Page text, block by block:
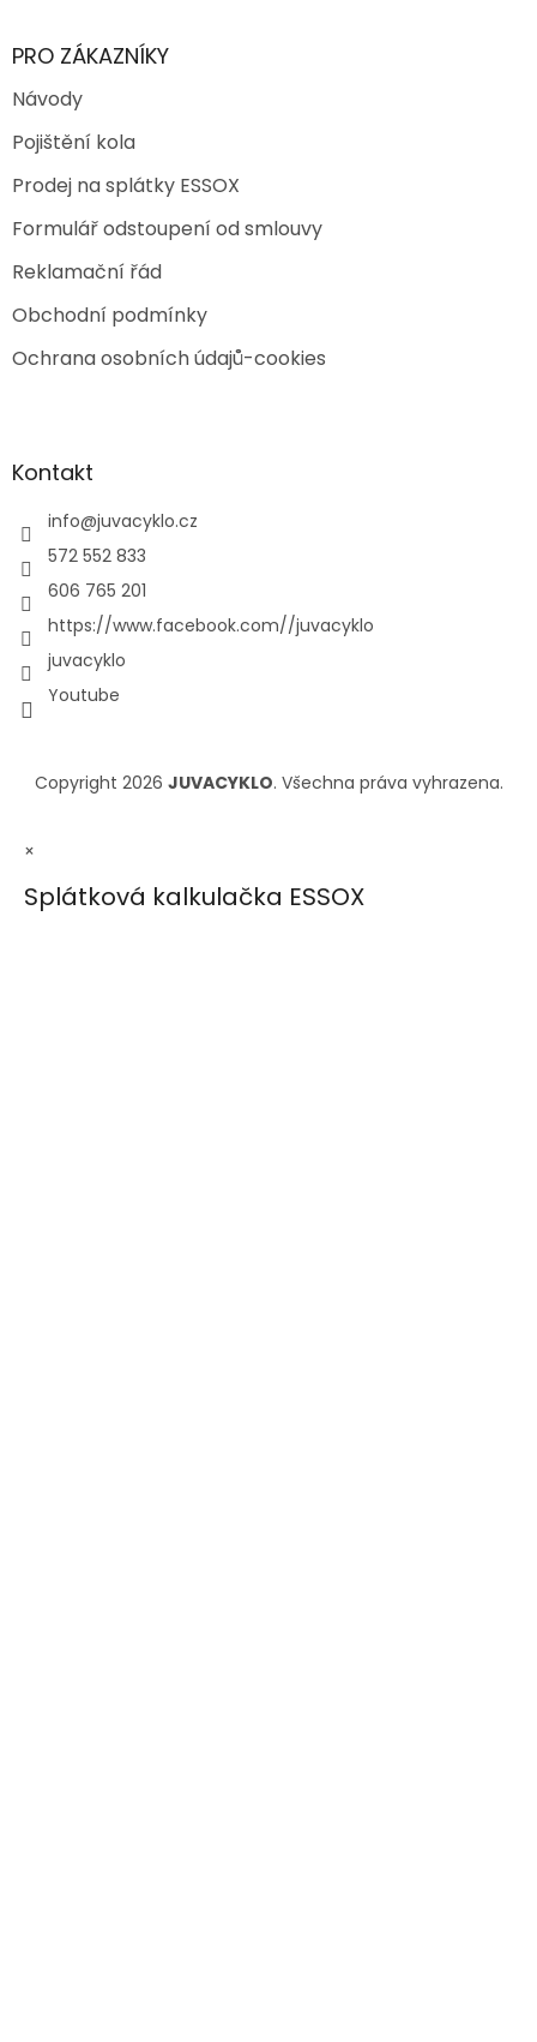
PRO ZÁKAZNÍKY
Návody
Pojištění kola
Prodej na splátky ESSOX
Formulář odstoupení od smlouvy
Reklamační řád
Obchodní podmínky
Ochrana osobních údajů-cookies
Kontakt
info@juvacyklo.cz
572 552 833
606 765 201
https://www.facebook.com//juvacyklo
juvacyklo
Youtube
Copyright 2026 JUVACYKLO. Všechna práva vyhrazena.
×
Splátková kalkulačka ESSOX